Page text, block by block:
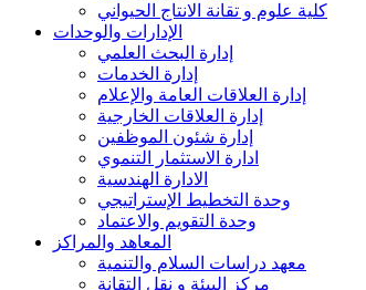
كلية علوم و تقانة الانتاج الحيواني
الإدارات والوحدات
إدارة البحث العلمي
إدارة الخدمات
إدارة العلاقات العامة والإعلام
إدارة العلاقات الخارجية
إدارة شئون الموظفين
ادارة الاستثمار التنموي
الادارة الهندسية
وحدة التخطيط الإستراتيجي
وحدة التقويم والاعتماد
المعاهد والمراكز
معهد دراسات السلام والتنمية
مركز البيئة و نقل التقانة